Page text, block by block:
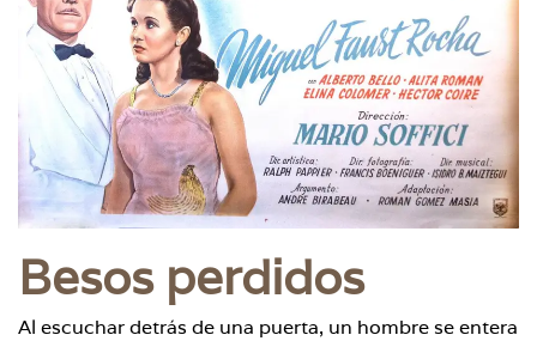
Besos perdidos
Al escuchar detrás de una puerta, un hombre se entera